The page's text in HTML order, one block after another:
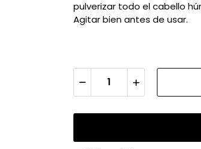
pulverizar todo el cabello
Agitar bien antes de usar.